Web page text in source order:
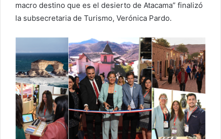
macro destino que es el desierto de Atacama” finalizó
la subsecretaria de Turismo, Verónica Pardo.